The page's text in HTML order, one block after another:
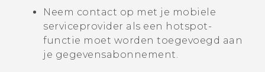
Neem contact op met je mobiele
serviceprovider als een hotspot-
functie moet worden toegevoegd aan
je gegevensabonnement.